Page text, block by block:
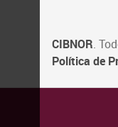
CIBNOR.
Política de